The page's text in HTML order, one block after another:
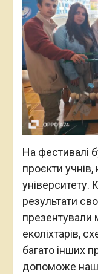
На фестивалі
проєкти учнів,
університету.
результати
презентували
еколіхтарів,
багато інших
допоможе